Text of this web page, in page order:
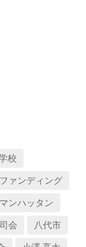
校
ァンディング
マンハッタン
会
八代市